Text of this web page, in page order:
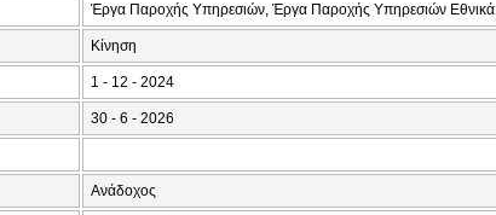
Έργα Παροχής Υπηρεσιών, Έργα Παροχής Υπηρεσιών Εθνικά
Κίνηση
1 - 12 - 2024
30 - 6 - 2026
Ανάδοχος